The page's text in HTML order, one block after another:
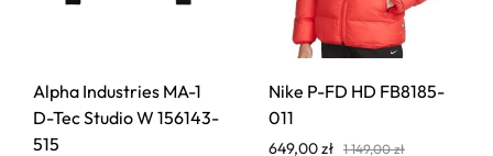
Alpha Industries MA-1
D-Tec Studio W 156143-
515
Nike P-FD HD FB8185-
011
649,00zł 1 149,00zł